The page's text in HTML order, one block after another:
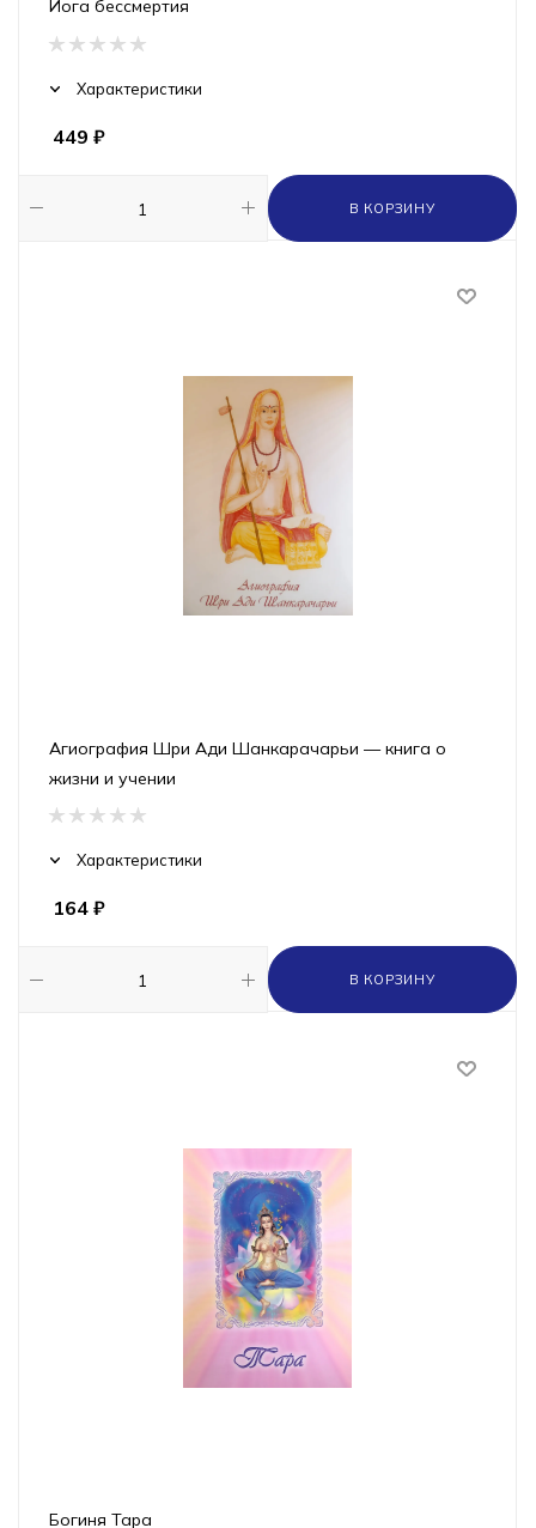
Йога бессмертия
Характеристики
449 ₽
В КОРЗИНУ
Агиография Шри Ади Шанкарачарьи — книга о
жизни и учении
Характеристики
164 ₽
В КОРЗИНУ
Богиня Тара